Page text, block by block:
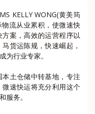
KELLY WONG(黄美筠
流从业累积，使微速快
案，高效的运营程序以
货运陈规，快速崛起，
为行业专家。
土仓储中转基地，专注
速快运将充分利用这个
服务。